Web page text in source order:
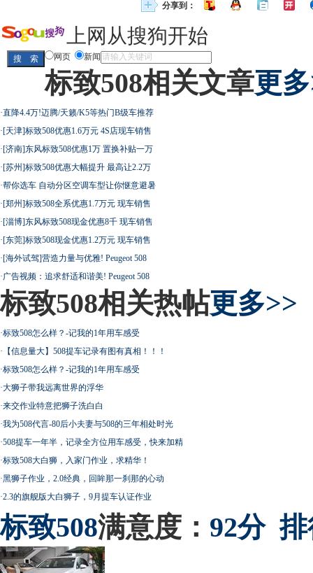
分享到：
上网从搜狗开始
网页 新闻
标致508相关文章更
·直降4.4万!迈腾/天籁/K5等热门B级车推荐
·[天津]标致508优惠1.6万元 4S店现车销售
·[济南]东风标致508优惠1万 置换补贴一万
·[苏州]标致508优惠大幅提升 最高让2.2万
·帮你选车 自动分区空调车型让你惬意避暑
·[郑州]标致508全系优惠1.7万元 现车销售
·[淄博]东风标致508现金优惠8千 现车销售
·[东莞]标致508现金优惠1.2万元 现车销售
·[海外试驾]营造力量与优雅! Peugeot 508
·广告视频：追求舒适和谐美! Peugeot 508
标致508相关热帖更多>>
·标致508怎么样？-记我的1年用车感受
· 【信息量大】508提车记录有图有真相！！！
·标致508怎么样？-记我的1年用车感受
·大狮子带我远离世界的浮华
·来交作业特意把狮子洗白白
·我为508代言-80后小夫妻与508的三年相处时光
·508提车一年半，记录全方位用车感受，快来加精
·标致508大白狮，入家门作业，求精华！
·黑狮子作业，2.0经典，回眸那一刹那的心动
·2.3的旗舰版大白狮子，9月提车认证作业
标致508满意度： 92分